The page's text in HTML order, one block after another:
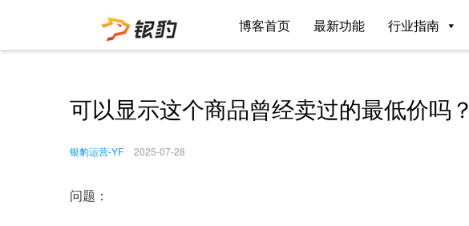
博客首页 最新功能 行业指南
可以显示这个商品曾经卖过的最低价吗？
银豹运营-YF 2025-07-28
问题：